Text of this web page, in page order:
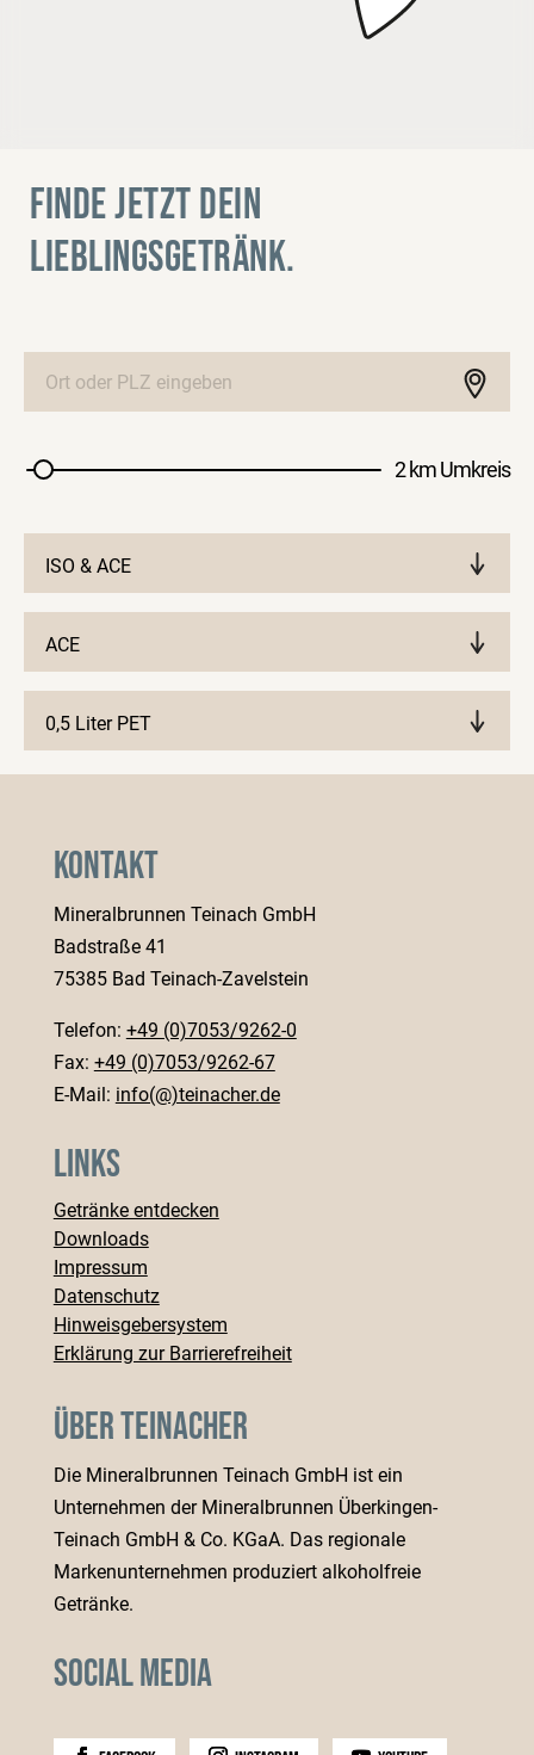
FINDE JETZT DEIN
LIEBLINGSGETRÄNK.
2 km Umkreis
ISO & ACE
ACE
0,5 Liter PET
Kontakt
Mineralbrunnen Teinach GmbH
Badstraße 41
75385 Bad Teinach-Zavelstein
Telefon: +49 (0)7053/9262-0
Fax: +49 (0)7053/9262-67
E-Mail: info(@)teinacher.de
Links
Getränke entdecken
Downloads
Impressum
Datenschutz
Hinweisgebersystem
Erklärung zur Barrierefreiheit
Über Teinacher
Die Mineralbrunnen Teinach GmbH ist ein
Unternehmen der Mineralbrunnen Überkingen-
Teinach GmbH & Co. KGaA. Das regionale
Markenunternehmen produziert alkoholfreie
Getränke.
Social Media